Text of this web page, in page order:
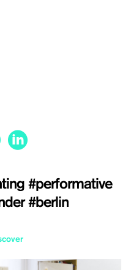
#performative
#berlin